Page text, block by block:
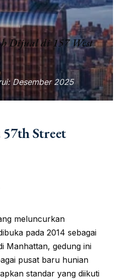
Dijual di 157 West
Desember 2025
57th Street
meluncurkan
pada 2014 sebagai
Manhattan, gedung ini
pusat baru hunian
standar yang diikuti